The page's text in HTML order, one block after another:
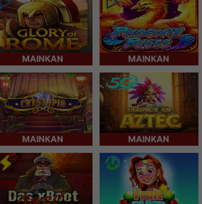
MAINKAN MAINKAN
MAINKAN MAINKAN